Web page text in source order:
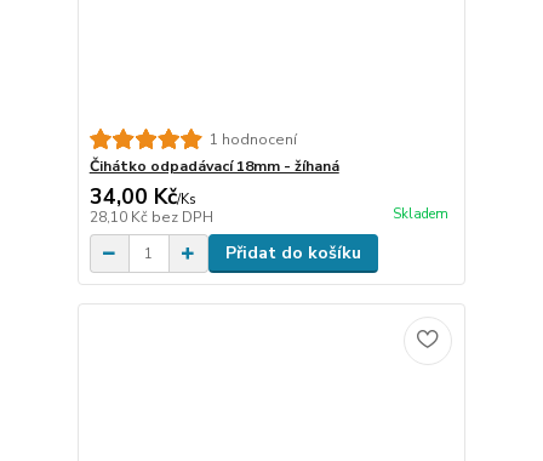
1 hodnocení
Čihátko odpadávací 18mm - žíhaná
34,00 Kč/Ks
28,10 Kč bez DPH Skladem
Přidat do košíku